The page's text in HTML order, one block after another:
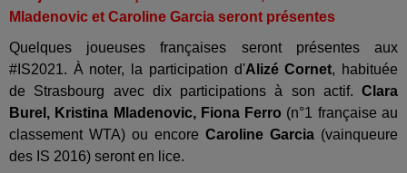
Mladenovic et Caroline Garcia seront présentes
Quelques joueuses françaises seront présentes aux
#IS2021. À noter, la participation d'Alizé Cornet, habituée
de Strasbourg avec dix participations à son actif. Clara
Burel, Kristina Mladenovic, Fiona Ferro (n°1 française au
classement WTA) ou encore Caroline Garcia (vainqueure
des IS 2016) seront en lice.